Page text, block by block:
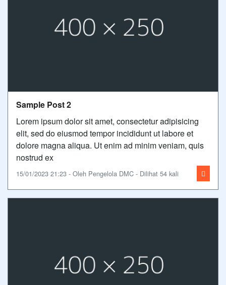
Sample Post 2
Lorem ipsum dolor sit amet, consectetur adipisicing
elit, sed do eiusmod tempor incididunt ut labore et
dolore magna aliqua. Ut enim ad minim veniam, quis
nostrud ex
15/01/2023 21:23 - Oleh Pengelola DMC - Dilihat 54 kali